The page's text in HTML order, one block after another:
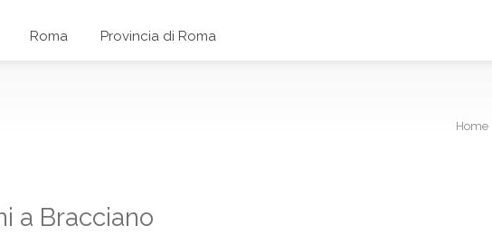
Roma Provincia di Roma
Home
a Bracciano